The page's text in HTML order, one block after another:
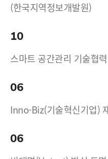
(한국지역정보개발원)
10
스마트 공간관리 기술협
06
Inno-Biz(기술혁신기업)
06